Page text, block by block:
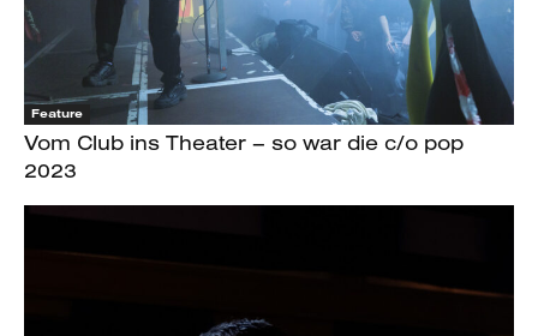
Feature
Vom Club ins Theater – so war die c/o pop
2023